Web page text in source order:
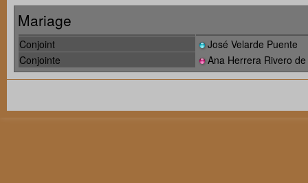
Mariage
Conjoint
José Velarde Puente
Conjointe
Ana Herrera Rivero de